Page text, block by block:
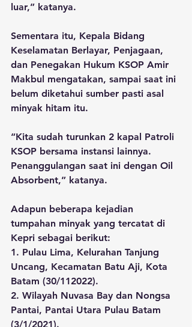
luar,” katanya.
Sementara itu, Kepala Bidang
Keselamatan Berlayar, Penjagaan,
dan Penegakan Hukum KSOP Amir
Makbul mengatakan, sampai saat ini
belum diketahui sumber pasti asal
minyak hitam itu.
“Kita sudah turunkan 2 kapal Patroli
KSOP bersama instansi lainnya.
Penanggulangan saat ini dengan Oil
Absorbent,” katanya.
Adapun beberapa kejadian
tumpahan minyak yang tercatat di
Kepri sebagai berikut:
1. Pulau Lima, Kelurahan Tanjung
Uncang, Kecamatan Batu Aji, Kota
Batam (30/112022).
2. Wilayah Nuvasa Bay dan Nongsa
Pantai, Pantai Utara Pulau Batam
(3/1/2021).